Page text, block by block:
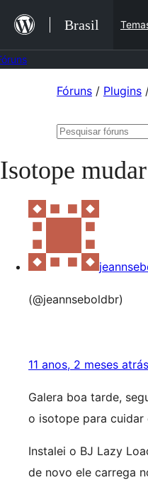
para
o
Brasil
Fóruns / Plugins
Pesquisar
Isotope
(@jeannseboldbr)
11 anos, 2 meses atrás
Galera boa tarde,
o isotope para
Instalei o BJ Lazy
de novo ele carrega